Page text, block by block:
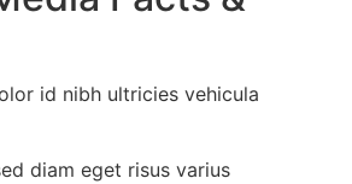
id nibh ultricies vehicula
diam eget risus varius